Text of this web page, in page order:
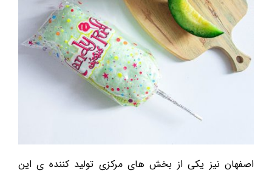
اصفهان نیز یکی از بخش های مرکزی تولید کننده ی این